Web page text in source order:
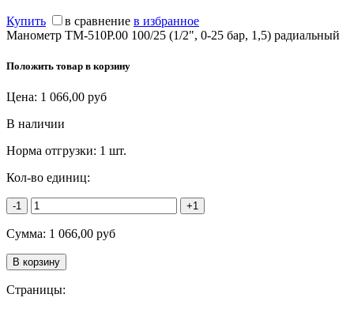
Купить в сравнение в избранное
Манометр ТМ-510Р.00 100/25 (1/2", 0-25 бар, 1,5) радиальный
Положить товар в корзину
Цена: 1 066,00 руб
В наличии
Норма отгрузки: 1 шт.
Кол-во единиц:
-1 +1
Сумма: 1 066,00 руб
Страницы: